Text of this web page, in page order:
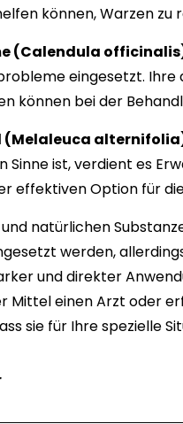
können, Warzen zu
(Calendula
eingesetzt.
können bei der
(Melaleuca
Sinne ist, verdient es
effektiven Option für
natürlichen
werden,
und direkter
Mittel einen Arzt oder
sie für Ihre spezielle